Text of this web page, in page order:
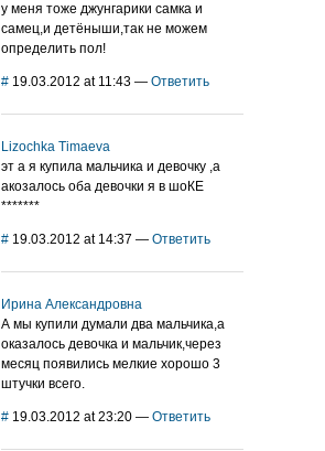
у меня тоже джунгарики самка и
самец,и детёныши,так не можем
определить пол!
# 19.03.2012 at 11:43 — Ответить
Lizochka Timaeva
эт а я купила мальчика и девочку ,а
акозалось оба девочки я в шоКЕ
*******
# 19.03.2012 at 14:37 — Ответить
Ирина Александровна
А мы купили думали два мальчика,а
оказалось девочка и мальчик,через
месяц появились мелкие хорошо 3
штучки всего.
# 19.03.2012 at 23:20 — Ответить